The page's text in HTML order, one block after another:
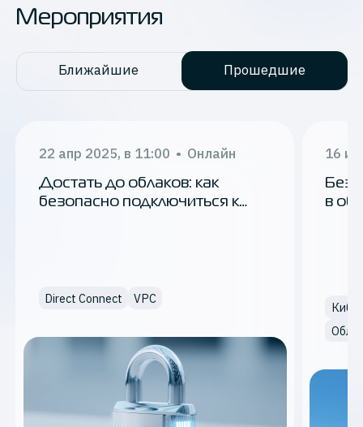
Мероприятия
Ближайшие Прошедшие
22 апр 2025, в 11:00 • Онлайн
Достать до облаков: как
безопасно подключиться к
Direct Connect VPC
16
в